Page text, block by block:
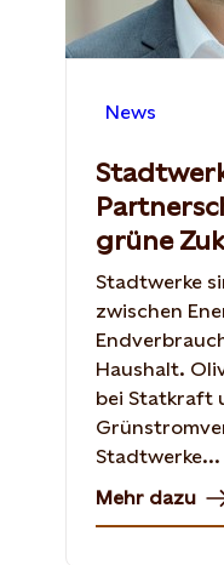
News
grüne
Stadtwerke
zwischen
Haushalt.
bei Statkraft
Stadtwerke...
Mehr dazu